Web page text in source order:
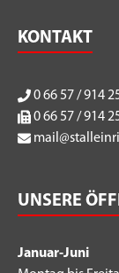
KONTAKT
0 66 57 / 914
0 66 57 / 914
UNSERE
Januar-Juni